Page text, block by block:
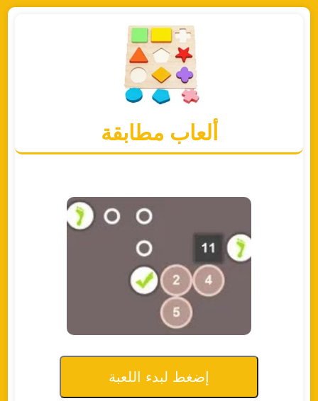
ألعاب مطابقة
إضغط لبدء اللعبة